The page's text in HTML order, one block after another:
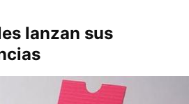
lanzan sus